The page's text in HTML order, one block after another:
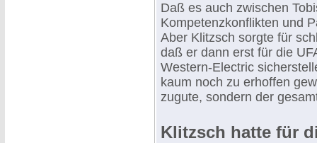
Daß es auch zwischen
Kompetenzkonflikten und
Aber Klitzsch sorgte für
daß er dann erst für die
Western-Electric
kaum noch zu erhoffen
zugute, sondern der
Klitzsch hatte für